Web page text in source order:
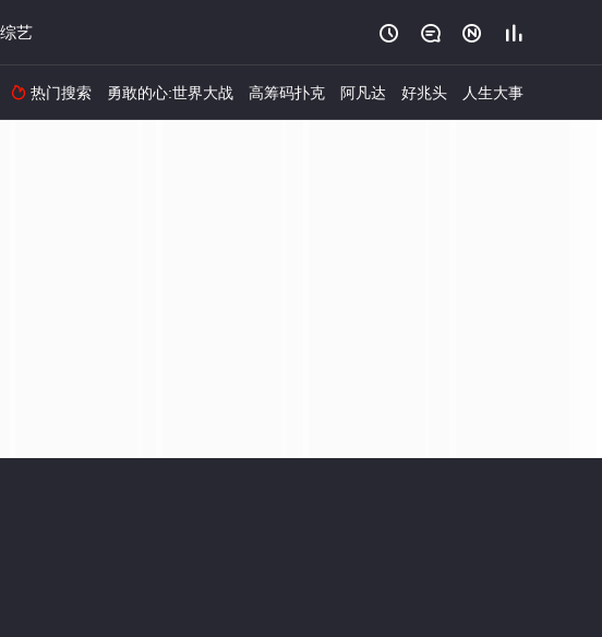
综艺    
 热门搜索 勇敢的心:世界大战 高筹码扑克 阿凡达 好兆头 人生大事